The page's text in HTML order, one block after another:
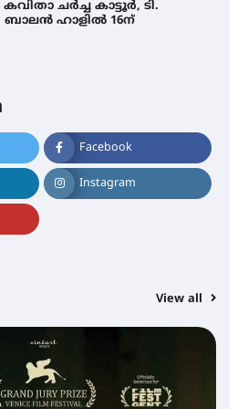
കവിതാ ചർച്ച കാട്ടൂർ, ടി.
ബാലൻ ഹാളിൽ 16ന്
Facebook
Instagram
View all